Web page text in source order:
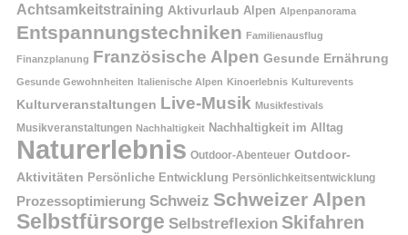
Achtsamkeitstraining Aktivurlaub Alpen Alpenpanorama
Entspannungstechniken Familienausflug
Finanzplanung Französische Alpen Gesunde Ernährung
Gesunde Gewohnheiten Italienische Alpen Kinoerlebnis Kulturevents
Kulturveranstaltungen Live-Musik Musikfestivals
Musikveranstaltungen Nachhaltigkeit Nachhaltigkeit im Alltag
Naturerlebnis Outdoor-Abenteuer Outdoor-
Aktivitäten Persönliche Entwicklung Persönlichkeitsentwicklung
Prozessoptimierung Schweiz Schweizer Alpen
Selbstfürsorge Selbstreflexion Skifahren